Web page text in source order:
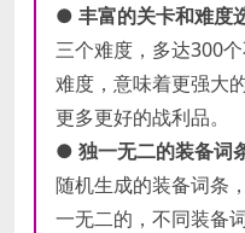
● 丰富的关卡和难度
三个难度，多达300
难度，意味着更强大
更多更好的战利品。
● 独一无二的装备词
随机生成的装备词条
一无二的，不同装备